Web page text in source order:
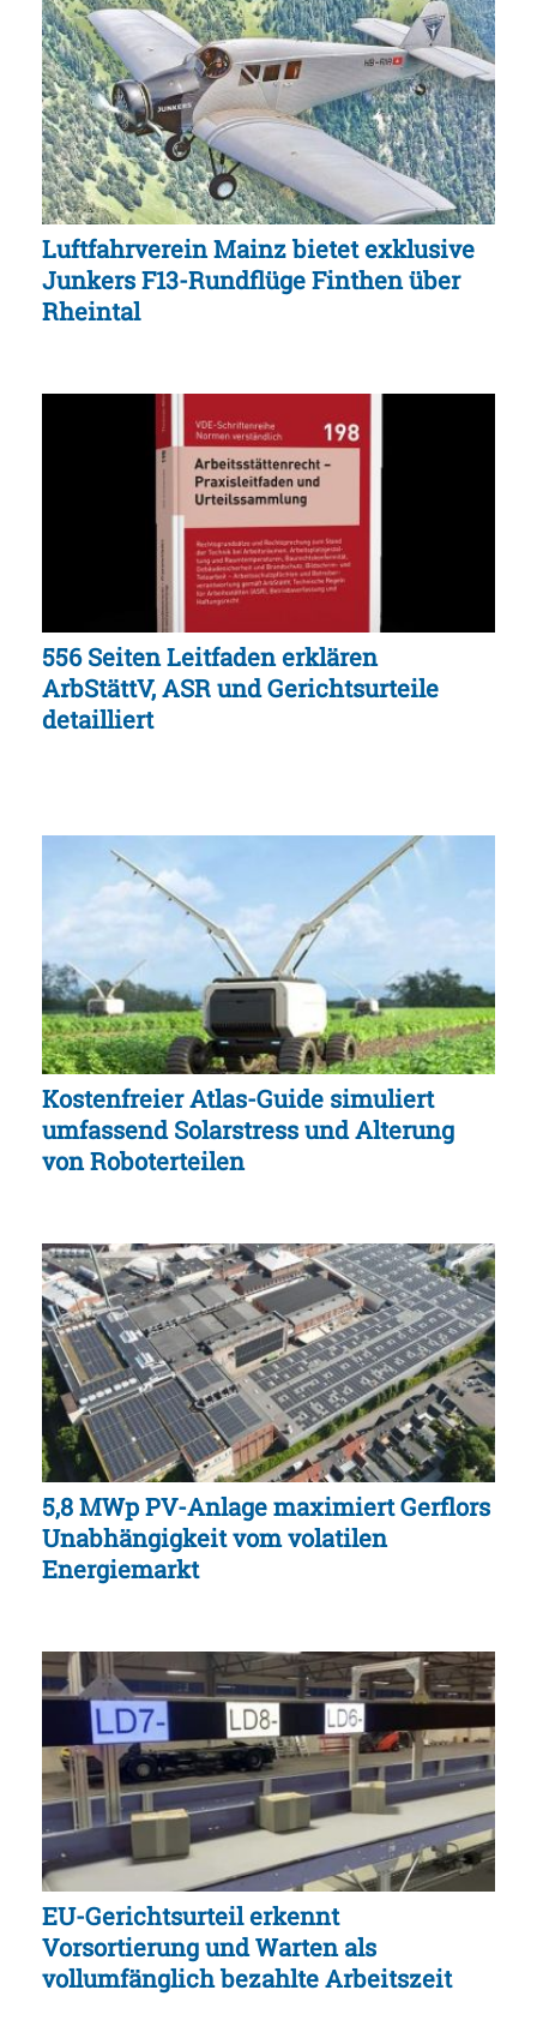
Luftfahrverein Mainz bietet exklusive
Junkers F13-Rundflüge Finthen über
Rheintal
556 Seiten Leitfaden erklären
ArbStättV, ASR und Gerichtsurteile
detailliert
Kostenfreier Atlas-Guide simuliert
umfassend Solarstress und Alterung
von Roboterteilen
5,8 MWp PV-Anlage maximiert Gerflors
Unabhängigkeit vom volatilen
Energiemarkt
EU-Gerichtsurteil erkennt
Vorsortierung und Warten als
vollumfänglich bezahlte Arbeitszeit